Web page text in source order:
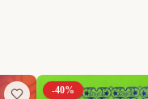
-40%